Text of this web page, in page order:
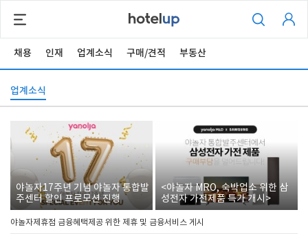
채용 인재 업계소식 구매/견적 부동산
업계소식
야놀자17주년 기념 야놀자 통합발
주센터 할인 프로모션 진행
<야놀자 MRO, 숙박업소 위한 삼
성전자 가전제품 특가 개시>
야놀자제휴점 금융혜택제공 위한 제휴 및 금융서비스 게시